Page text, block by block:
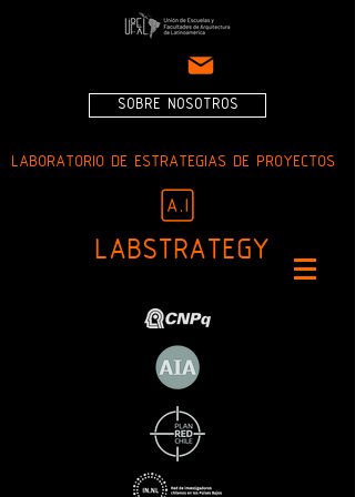
SOBRE NOSOTROS
LABORATORIO DE ESTRATEGIAS DE PROYECTOS
LABSTRATEGY